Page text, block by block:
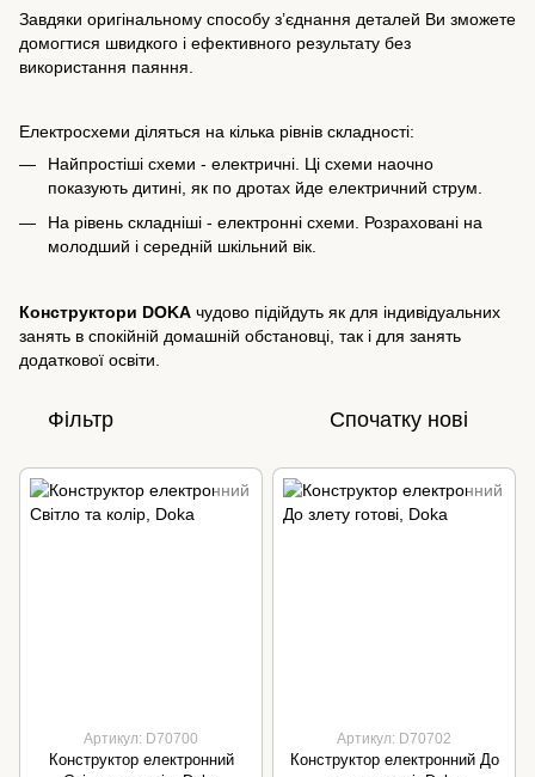
Завдяки оригінальному способу з’єднання деталей Ви зможете
домогтися швидкого і ефективного результату без
використання паяння.
Електросхеми діляться на кілька рівнів складності:
Найпростіші схеми - електричні. Ці схеми наочно
показують дитині, як по дротах йде електричний струм.
На рівень складніші - електронні схеми. Розраховані на
молодший і середній шкільний вік.
Конструктори DOKA чудово підійдуть як для індивідуальних
занять в спокійній домашній обстановці, так і для занять
додаткової освіти.
Фільтр Спочатку нові
Артикул: D70700
Конструктор електронний
Артикул: D70702
Конструктор електронний До